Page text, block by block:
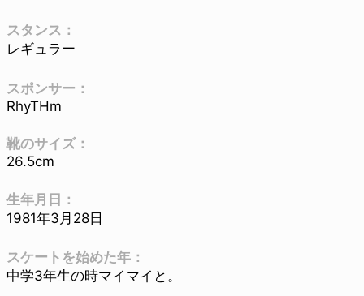
スタンス：
レギュラー
スポンサー：
RhyTHm
靴のサイズ：
26.5cm
生年月日：
1981年3月28日
スケートを始めた年：
中学3年生の時マイマイと。